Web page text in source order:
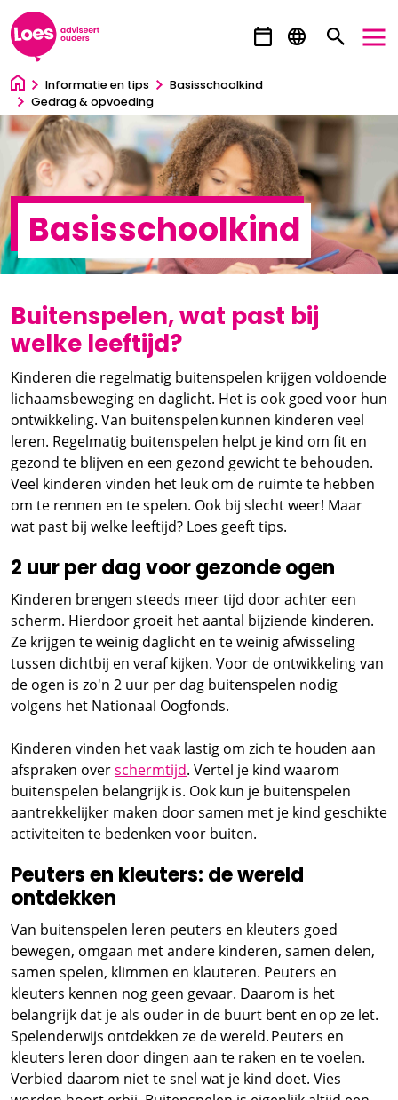
Ga direct naar inhoud
Informatie en tips
Basisschoolkind
Gedrag & opvoeding
Basisschoolkind
Buitenspelen, wat past bij
welke leeftijd?
Kinderen die regelmatig buitenspelen krijgen voldoende
lichaamsbeweging en daglicht. Het is ook goed voor hun
ontwikkeling. Van buitenspelen kunnen kinderen veel
leren. Regelmatig buitenspelen helpt je kind om fit en
gezond te blijven en een gezond gewicht te behouden.
Veel kinderen vinden het leuk om de ruimte te hebben
om te rennen en te spelen. Ook bij slecht weer! Maar
wat past bij welke leeftijd? Loes geeft tips.
2 uur per dag voor gezonde ogen
Kinderen brengen steeds meer tijd door achter een
scherm. Hierdoor groeit het aantal bijziende kinderen.
Ze krijgen te weinig daglicht en te weinig afwisseling
tussen dichtbij en veraf kijken. Voor de ontwikkeling van
de ogen is zo'n 2 uur per dag buitenspelen nodig
volgens het Nationaal Oogfonds.
Kinderen vinden het vaak lastig om zich te houden aan
afspraken overschermtijd. Vertel je kind waarom
buitenspelen belangrijk is. Ook kun je buitenspelen
aantrekkelijker maken door samen met je kind geschikte
activiteiten te bedenken voor buiten.
Peuters en kleuters: de wereld
ontdekken
Van buitenspelen leren peuters en kleuters goed
bewegen, omgaan met andere kinderen, samen delen,
samen spelen, klimmen en klauteren. Peuters en
kleuters kennen nog geen gevaar. Daarom is het
belangrijk dat je als ouder in de buurt bent en op ze let.
Spelenderwijs ontdekken ze de wereld. Peuters en
kleuters leren door dingen aan te raken en te voelen.
Verbied daarom niet te snel wat je kind doet. Vies